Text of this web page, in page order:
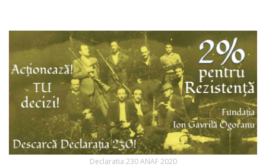
Declaratia 230 ANAF 2020